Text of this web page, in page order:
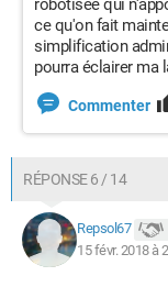
ce qu'on fait
simplification
pourra éclairer ma
Commenter
RÉPONSE 6 / 14
Repsol67
15 févr. 2018 à